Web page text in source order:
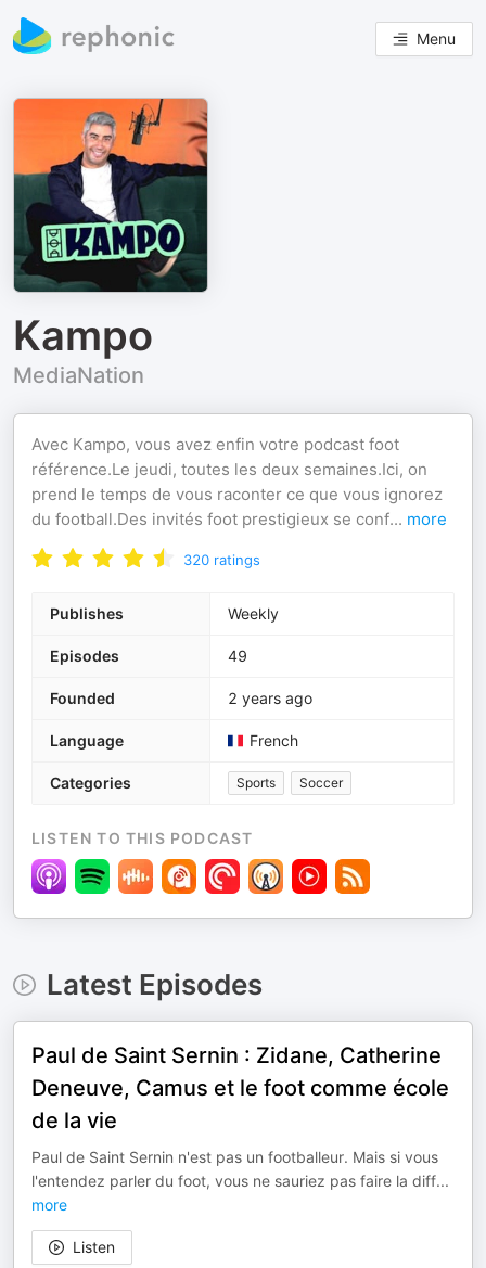
Menu
Kampo
MediaNation
Avec Kampo, vous avez enfin votre podcast foot
référence.Le jeudi, toutes les deux semaines.Ici, on
prend le temps de vous raconter ce que vous ignorez
du football.Des invités foot prestigieux se conf... more
320 ratings
Publishes Weekly
Episodes 49
Founded 2 years ago
Language French
Categories Sports Soccer
LISTEN TO THIS PODCAST
Latest Episodes
Paul de Saint Sernin : Zidane, Catherine
Deneuve, Camus et le foot comme école
de la vie
Paul de Saint Sernin n'est pas un footballeur. Mais si vous
l'entendez parler du foot, vous ne sauriez pas faire la diff...
more
Listen